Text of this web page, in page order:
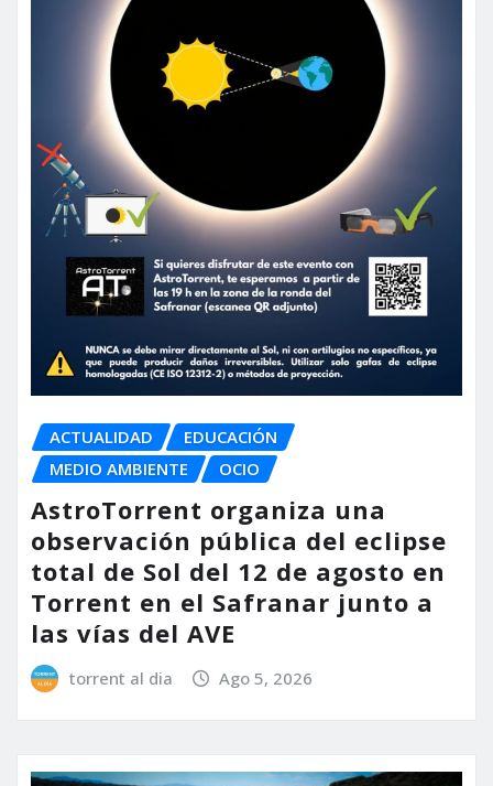
ACTUALIDAD
EDUCACIÓN
MEDIO AMBIENTE
OCIO
AstroTorrent organiza una
observación pública del eclipse
total de Sol del 12 de agosto en
Torrent en el Safranar junto a
las vías del AVE
torrent al dia Ago 5, 2026